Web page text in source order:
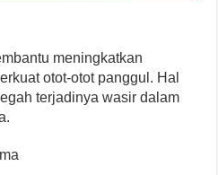
meningkatkan
otot-otot panggul. Hal
terjadinya wasir dalam